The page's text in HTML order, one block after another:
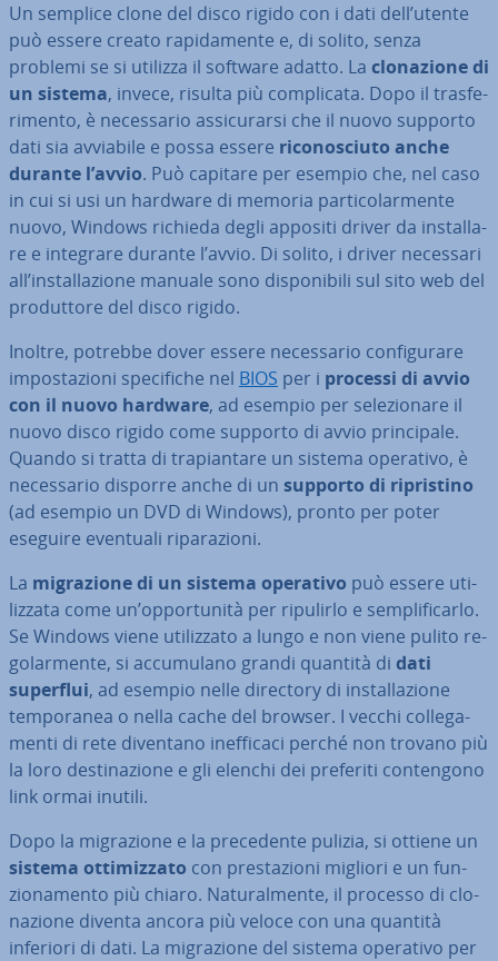
Un semplice clone del disco rigido con i dati dell’utente
può essere creato ra­pi­da­men­te e, di solito, senza
problemi se si utilizza il software adatto. La clo­na­zio­ne di
un sistema, invece, risulta più com­pli­ca­ta. Dopo il tra­sfe­
ri­men­to, è ne­ces­sa­rio as­si­cu­rar­si che il nuovo supporto
dati sia avviabile e possa essere ri­co­no­sciu­to anche
durante l’avvio. Può capitare per esempio che, nel caso
in cui si usi un hardware di memoria par­ti­co­lar­men­te
nuovo, Windows richieda degli appositi driver da in­stal­la­
re e integrare durante l’avvio. Di solito, i driver necessari
all’in­stal­la­zio­ne manuale sono di­spo­ni­bi­li sul sito web del
pro­dut­to­re del disco rigido.
Inoltre, potrebbe dover essere ne­ces­sa­rio con­fi­gu­ra­re
im­po­sta­zio­ni spe­ci­fi­che nel BIOS per i processi di avvio
con il nuovo hardware, ad esempio per se­le­zio­na­re il
nuovo disco rigido come supporto di avvio prin­ci­pa­le.
Quando si tratta di tra­pian­ta­re un sistema operativo, è
ne­ces­sa­rio disporre anche di un supporto di ri­pri­sti­no
(ad esempio un DVD di Windows), pronto per poter
eseguire eventuali ri­pa­ra­zio­ni.
La mi­gra­zio­ne di un sistema operativo può essere uti­
liz­za­ta come un’op­por­tu­ni­tà per ripulirlo e sem­pli­fi­car­lo.
Se Windows viene uti­liz­za­to a lungo e non viene pulito re­
go­lar­men­te, si ac­cu­mu­la­no grandi quantità di dati
superflui, ad esempio nelle directory di in­stal­la­zio­ne
tem­po­ra­nea o nella cache del browser. I vecchi col­le­ga­
men­ti di rete diventano inef­fi­ca­ci perché non trovano più
la loro de­sti­na­zio­ne e gli elenchi dei preferiti con­ten­go­no
link ormai inutili.
Dopo la mi­gra­zio­ne e la pre­ce­den­te pulizia, si ottiene un
sistema ot­ti­miz­za­to con pre­sta­zio­ni migliori e un fun­
zio­na­men­to più chiaro. Na­tu­ral­men­te, il processo di clo­
na­zio­ne diventa ancora più veloce con una quantità
inferiori di dati. La mi­gra­zio­ne del sistema operativo per